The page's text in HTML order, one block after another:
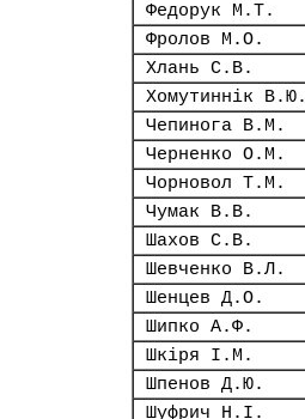
Федорук М.Т.
Фролов М.О.
Хлань С.В.
Хомутиннік В.Ю.
Чепинога В.М.
Черненко О.М.
Чорновол Т.М.
Чумак В.В.
Шахов С.В.
Шевченко В.Л.
Шенцев Д.О.
Шипко А.Ф.
Шкіря І.М.
Шпенов Д.Ю.
Шуфрич Н.І.